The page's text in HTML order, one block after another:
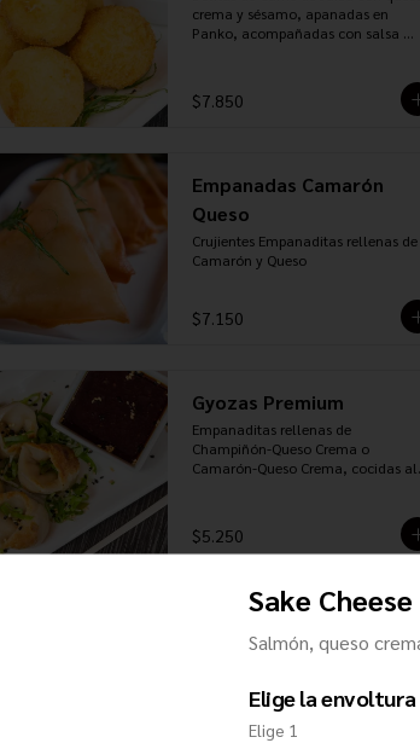
panko o tempura) 10 piezas.
INCLUYE: 7 PALITOS, 5 SOYA, 3
crema y sésamo, apanadas en
Panko, acompañadas con salsa
$7.850
Empanadas Camarón
Queso
Crujientes Empanaditas rellenas de
Camarón y Queso
$7.150
Gyozas Premium
Empanaditas rellenas de
Champiñón-Queso Crema o
Camarón-Queso Crema, cocidas al
$5.250
Mozzarella Ebi Furai
Camarones Ecuatorianos,
Sake
Salmón, queso
Elige la envoltura
Elige 1